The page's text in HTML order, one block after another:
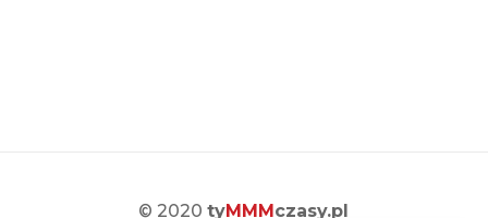
© 2020tyMMM czasy.pl